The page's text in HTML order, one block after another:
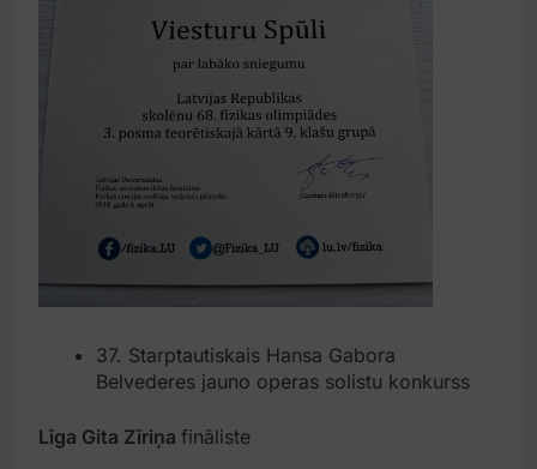
37. Starptautiskais Hansa Gabora
Belvederes jauno operas solistu konkurss
Līga Gita Zīriņa fināliste